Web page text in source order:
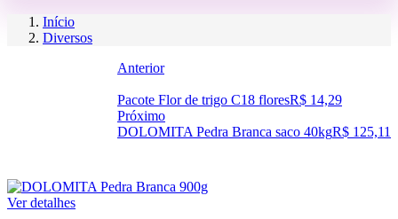
Início
Diversos
Anterior
Pacote Flor de trigo C18 floresR$ 14,29
Próximo
DOLOMITA Pedra Branca saco 40kgR$ 125,11
Ver detalhes